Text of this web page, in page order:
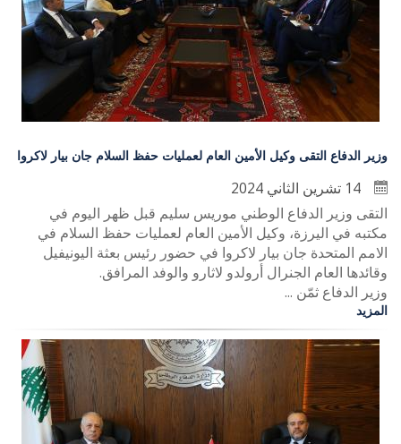
وزير الدفاع التقى وكيل الأمين العام لعمليات حفظ السلام جان بيار لاكروا
التقى وزير الدفاع الوطني موريس سليم قبل ظهر اليوم في
مكتبه في اليرزة، وكيل الأمين العام لعمليات حفظ السلام في
الامم المتحدة جان بيار لاكروا في حضور رئيس بعثة اليونيفيل
وقائدها العام الجنرال أرولدو لاثارو والوفد المرافق.
وزير الدفاع ثمّن ...
المزيد